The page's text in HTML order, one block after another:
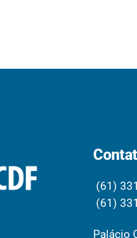
(61)
(61)
Palácio